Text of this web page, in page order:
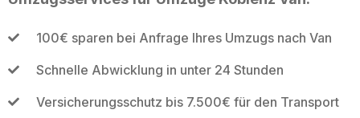
100€ sparen bei Anfrage Ihres Umzugs nach Van
Schnelle Abwicklung in unter 24 Stunden
Versicherungsschutz bis 7.500€ für den Transport